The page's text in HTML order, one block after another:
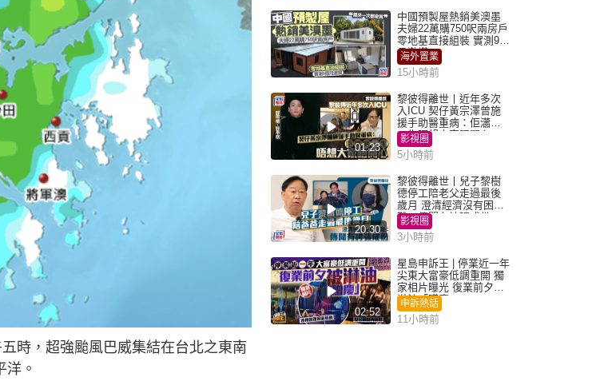
時，超強颱風巴威集結在台北之東南
。
中國預製屋熱銷美澳墨
夫婦22萬購750呎兩房戶
零地基直接組裝 實測9個
月激讚
海外置業
15小時前
01:23
黎彼得離世丨近年多次
入ICU 契仔黃宗澤曾施
援手助醫重病：佢瀟灑
一生唔想大家唔開心
影視圈
5小時前
20:30
黎彼得離世丨兒子黎樹
德停工陪老父走過最後
歲月 澄清經濟沒有困
難：傳聞有誇張成份
影視圈
3小時前
02:52
星島申訴王 | 停業近一年
尖東大富豪低調重開 獨
家相片曝光 復業前夕被
淋油「贈慶」
申訴熱話
11小時前